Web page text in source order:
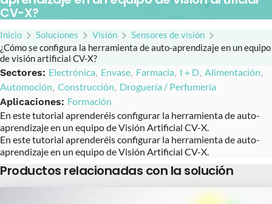
CV-X?
Inicio Soluciones Visión
Sensores de visión
¿Cómo se configura la herramienta de auto-aprendizaje en un equipo
de visión artificial CV-X?
Sectores: Electrónica, Envase, Farmacia, I + D, Alimentación,
Automoción, Construcción, Droguería / Perfumería
Aplicaciones: Formación
En este tutorial aprenderéis configurar la herramienta de auto-
aprendizaje en un equipo de Visión Artificial CV-X.
En este tutorial aprenderéis configurar la herramienta de auto-
aprendizaje en un equipo de Visión Artificial CV-X.
Productos relacionadas con la solución